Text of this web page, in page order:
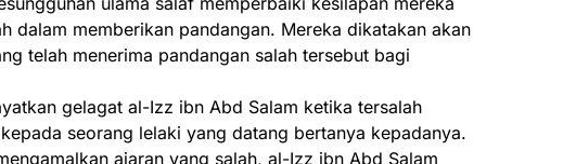
dalam memberikan pandangan. Mereka dikatakan akan
telah menerima pandangan salah tersebut bagi
gelagat al-Izz ibn Abd Salam ketika tersalah
seorang lelaki yang datang bertanya kepadanya.
ajaran yang salah, al-Izz ibn Abd Salam